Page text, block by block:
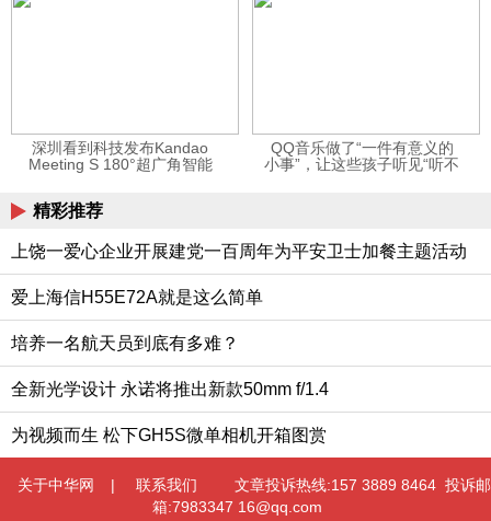
深圳看到科技发布Kandao
Meeting S 180°超广角智能
QQ音乐做了“一件有意义的
小事”，让这些孩子听见“听不
精彩推荐
上饶一爱心企业开展建党一百周年为平安卫士加餐主题活动
爱上海信H55E72A就是这么简单
培养一名航天员到底有多难？
全新光学设计 永诺将推出新款50mm f/1.4
为视频而生 松下GH5S微单相机开箱图赏
关于中华网 | 联系我们
文章投诉热线:157 3889 8464 投诉邮
箱:7983347 16@qq.com